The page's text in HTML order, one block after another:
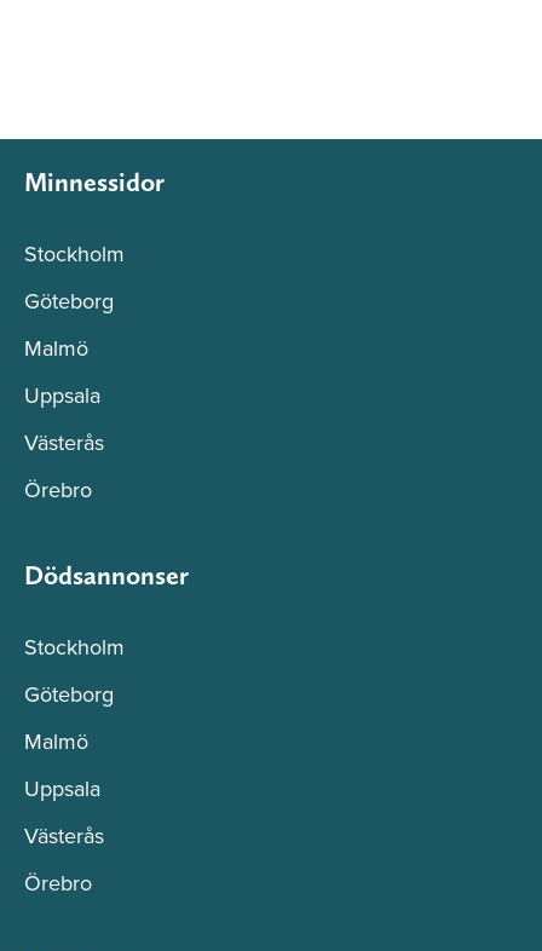
Minnessidor
Stockholm
Göteborg
Malmö
Uppsala
Västerås
Örebro
Dödsannonser
Stockholm
Göteborg
Malmö
Uppsala
Västerås
Örebro